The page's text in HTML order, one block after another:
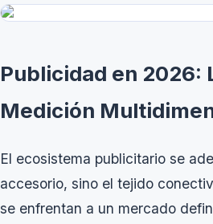
Publicidad en 2026:
Medición
El ecosistema publicitario se
accesorio, sino el tejido
se enfrentan a un mercado